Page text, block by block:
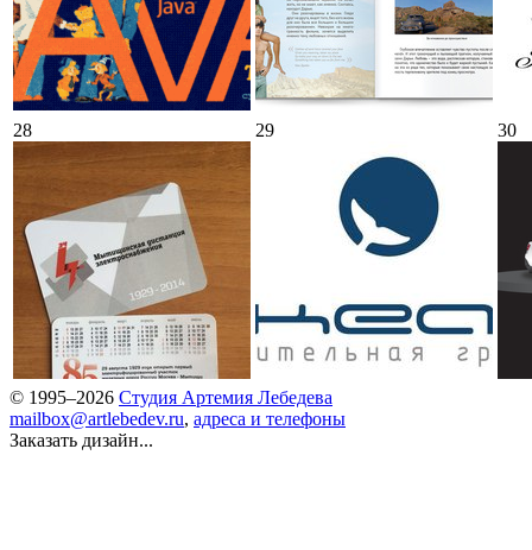
28 29 30
© 1995–2026 Студия Артемия Лебедева
mailbox@artlebedev.ru, адреса и телефоны
Заказать дизайн...